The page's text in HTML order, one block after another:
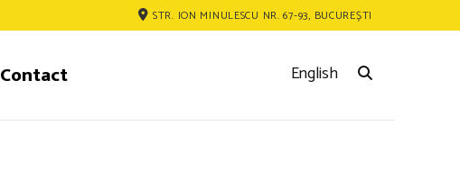
STR. ION MINULESCU NR. 67-93, BUCUREȘTI
Contact English